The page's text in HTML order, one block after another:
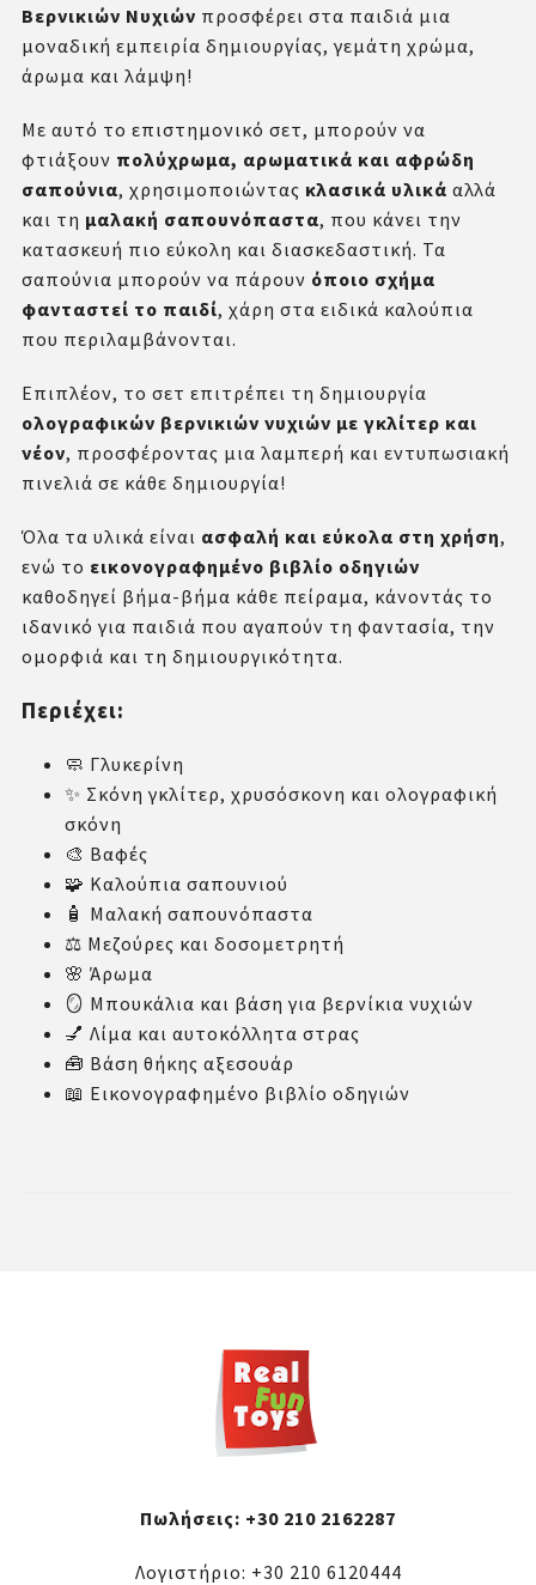
Βερνικιών Νυχιών προσφέρει στα παιδιά μια
μοναδική εμπειρία δημιουργίας, γεμάτη χρώμα,
άρωμα και λάμψη!
Με αυτό το επιστημονικό σετ, μπορούν να
φτιάξουν πολύχρωμα, αρωματικά και αφρώδη
σαπούνια, χρησιμοποιώντας κλασικά υλικά αλλά
και τη μαλακή σαπουνόπαστα, που κάνει την
κατασκευή πιο εύκολη και διασκεδαστική. Τα
σαπούνια μπορούν να πάρουν όποιο σχήμα
φανταστεί το παιδί, χάρη στα ειδικά καλούπια
που περιλαμβάνονται.
Επιπλέον, το σετ επιτρέπει τη δημιουργία
ολογραφικών βερνικιών νυχιών με γκλίτερ και
νέον, προσφέροντας μια λαμπερή και εντυπωσιακή
πινελιά σε κάθε δημιουργία!
Όλα τα υλικά είναι ασφαλή και εύκολα στη χρήση,
ενώ το εικονογραφημένο βιβλίο οδηγιών
καθοδηγεί βήμα-βήμα κάθε πείραμα, κάνοντάς το
ιδανικό για παιδιά που αγαπούν τη φαντασία, την
ομορφιά και τη δημιουργικότητα.
Περιέχει:
🧼 Γλυκερίνη
✨ Σκόνη γκλίτερ, χρυσόσκονη και ολογραφική
σκόνη
🎨 Βαφές
🧩 Καλούπια σαπουνιού
🧴 Μαλακή σαπουνόπαστα
⚖️ Μεζούρες και δοσομετρητή
🌸 Άρωμα
🪞 Μπουκάλια και βάση για βερνίκια νυχιών
💅 Λίμα και αυτοκόλλητα στρας
🧰 Βάση θήκης αξεσουάρ
📖 Εικονογραφημένο βιβλίο οδηγιών
Πωλήσεις: +30 210 2162287
Λογιστήριο: +30 210 6120444